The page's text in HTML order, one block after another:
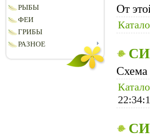
РЫБЫ
ФЕИ
ГРИБЫ
РАЗНОЕ
От
Схема